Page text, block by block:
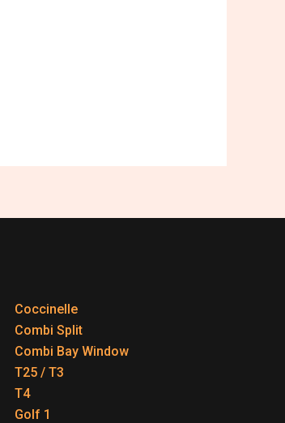
Coccinelle
Combi Split
Combi Bay Window
T25 / T3
T4
Golf 1